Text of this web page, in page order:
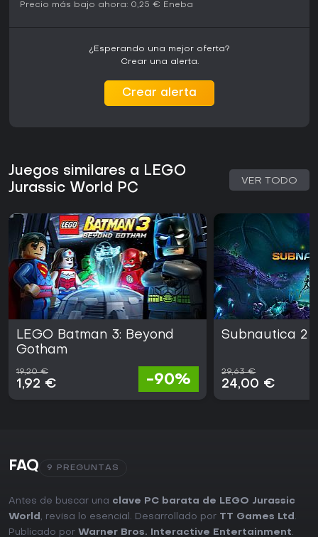
Precio más bajo ahora: 0,25 € Eneba
¿Esperando una mejor oferta?
Crear una alerta.
Crear alerta
Juegos similares a LEGO
Jurassic World PC
VER TODO
LEGO Batman 3: Beyond
Gotham
19,20 €
1,92 € -90%
Subnautica 2
29,63 €
24,00 €
FAQ 9 PREGUNTAS
Antes de buscar una clave PC barata de LEGO Jurassic
World , revisa lo esencial. Desarrollado por TT Games Ltd .
Publicado por Warner Bros. Interactive Entertainment.